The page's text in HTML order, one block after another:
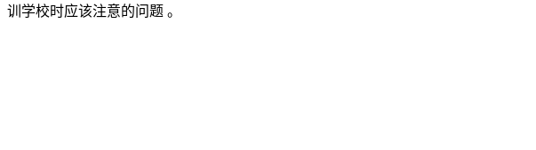
训学校时应该注意的问题 。